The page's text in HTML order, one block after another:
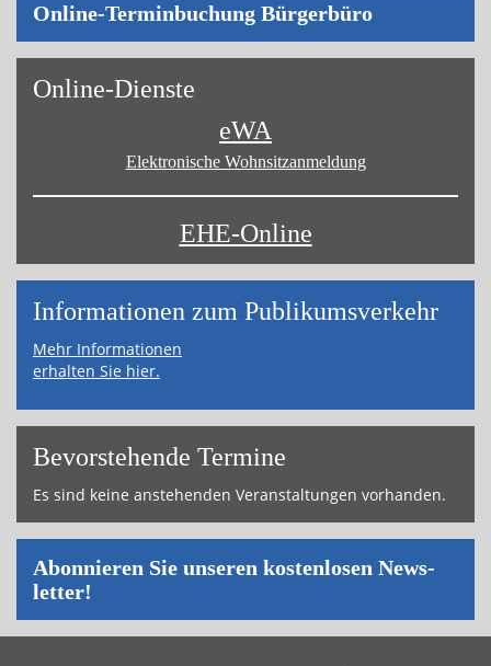
On­line-Ter­min­bu­chung Bür­ger­bü­ro
On­line-Diens­te
eWA
Elektronische Wohnsitz­anmeldung
EHE-Online
Informa­tionen zum Publikums­­verkehr
Mehr Informationen
erhalten Sie hier.
Bevor­ste­hende Ter­mi­ne
Es sind keine an­ste­hen­den Ver­an­stal­tun­gen vor­han­den.
Abon­nie­ren Sie un­se­ren kos­ten­lo­sen News­
let­ter!